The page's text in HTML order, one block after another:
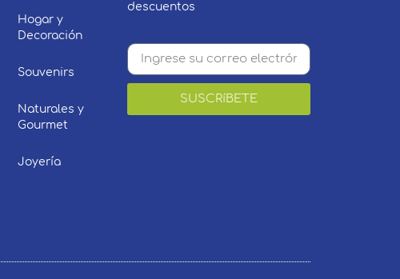
Hogar y
Decoración
Souvenirs
Naturales y
Gourmet
Joyería
descuentos
SUSCRíBETE